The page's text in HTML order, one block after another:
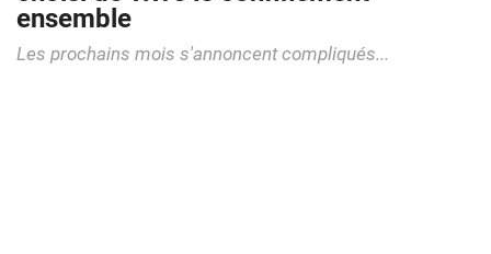
ensemble
Les prochains mois s'annoncent compliqués...